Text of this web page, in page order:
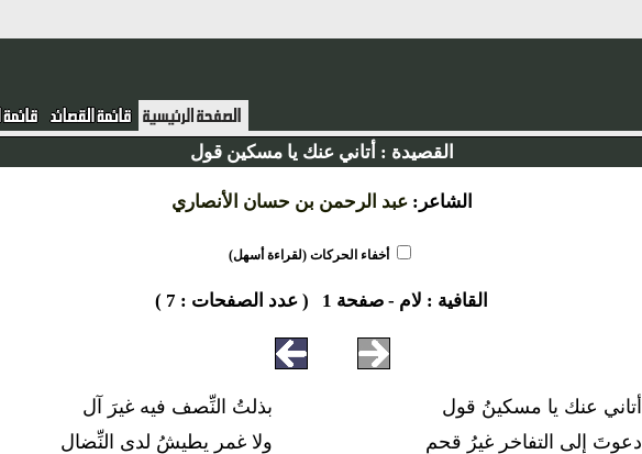
القصيدة : أتاني عنك يا مسكين قول
الشاعر:عبد الرحمن بن حسان الأنصاري
أخفاء الحركات (لقراءة أسهل)
القافية : لام - صفحة 1 ( عدد الصفحات : 7 )
أتاني عنك يا مسكينُ قول
بذلتُ النِّصف فيه غيرَ آل
دعوتَ إلى التفاخر غيرُ قحمٍ
ولا غمر يطيشُ لدى النِّضال